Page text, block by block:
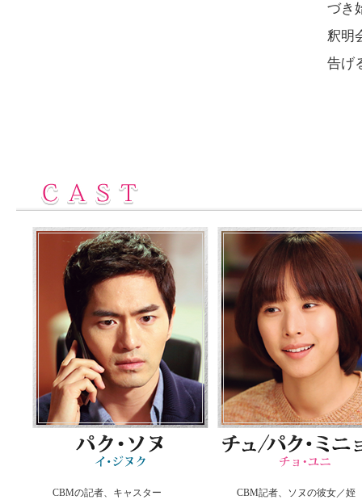
づき
釈明
告げ
CBMの記者、キャスター CBM記者、ソヌの彼女／姪